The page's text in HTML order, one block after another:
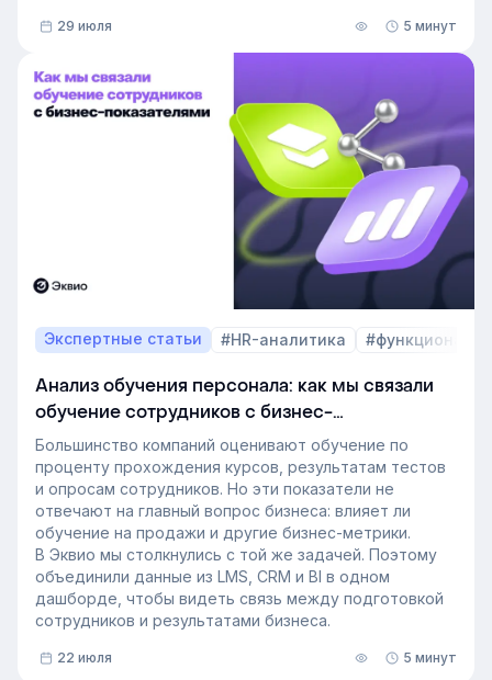
Сегодня бизнес интересует уже не выбор
инструментов, а их результат: какое влияние
обучение оказывает на компанию и можно ли этот
эффект измерить. Такой взгляд меняет подходы к
развитию сотрудников, требования к HR и L&D, а
также на критерии выбора LMS.
В этой статье разбираем, почему это происходит и
как эти изменения повлияют на корпоративное
обучение в ближайшие годы. Материал подготовлен
на основе интервью коммерческого директора
Эквио Леонида Бутакова для подкаста HR4People.
29 июля 5 минут
Экспертные статьи #HR-аналитика #функционал
Анализ обучения персонала: как мы связали
обучение сотрудников с бизнес-
показателями
Большинство компаний оценивают обучение по
проценту прохождения курсов, результатам тестов
и опросам сотрудников. Но эти показатели не
отвечают на главный вопрос бизнеса: влияет ли
обучение на продажи и другие бизнес-метрики.
В Эквио мы столкнулись с той же задачей. Поэтому
объединили данные из LMS, CRM и BI в одном
дашборде, чтобы видеть связь между подготовкой
сотрудников и результатами бизнеса.
22 июля 5 минут